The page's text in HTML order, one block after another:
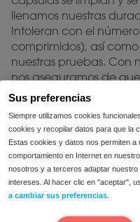
Sus preferencias
Siempre utilizamos cookies
cookies y recopilar datos para que la
Estas cookies y datos nos permiten
comportamiento en Internet en
nosotros y a terceros adaptar
intereses. Al hacer clic en "aceptar",
a cambiar sus preferencias
llenamos nuestras
Intoleran con el
comprimidos), así
nuestras pruebas. Con
nos aseguramos de
suficientes cápsulas.